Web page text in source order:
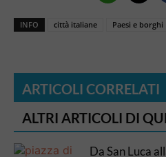
INFO città italiane Paesi e borghi
ARTICOLI CORRELATI
ALTRI ARTICOLI DI
Da San Luca